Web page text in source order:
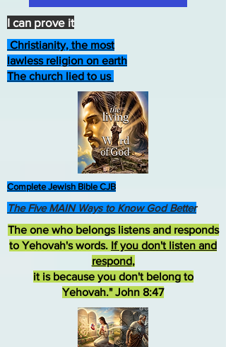
Christianity, the most
lawless religion on earth
The church lied to us
Complete Jewish Bible CJB
The one who belongs listens and responds
to Yehovah's words. If you don't listen and
respond,
it is because you don't belong to
Yehovah." John 8:47
The Five MAIN Ways to Know God Better
I can prove it